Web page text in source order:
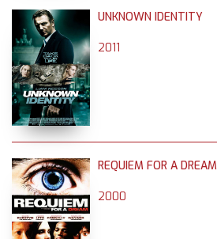
UNKNOWN IDENTITY
2011
REQUIEM FOR A DREAM
2000